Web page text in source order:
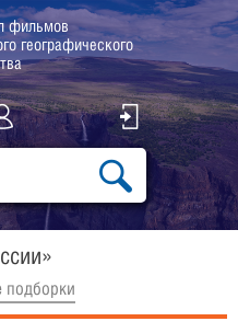
фильмов
географического
подборки